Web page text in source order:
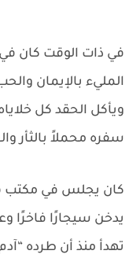
في ذات الوقت كان
المليء بالإيمان
ويأكل الحقد كل
سفره محملاً بالثأر
كان يجلس في مكتب
يدخن سيجارًا فاخرًا
تهدأ منذ أن طرده